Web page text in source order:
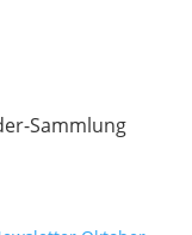
Sammlung